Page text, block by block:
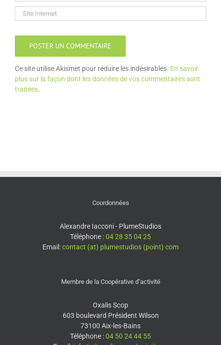
Ce site utilise Akismet pour réduire les indésirables. En savoir
plus sur la façon dont les données de vos commentaires sont
traitées.
Coordonnées
Alexandre Iacconi - PlumeStudios
Téléphone :04 28 35 04 25
Email:contact (at) plumestudios (point) com
Membre de la Coopérative d’activité
Oxalis Scop
603 boulevard Président Wilson
73100 Aix-les-Bains
Téléphone :04 50 24 44 55